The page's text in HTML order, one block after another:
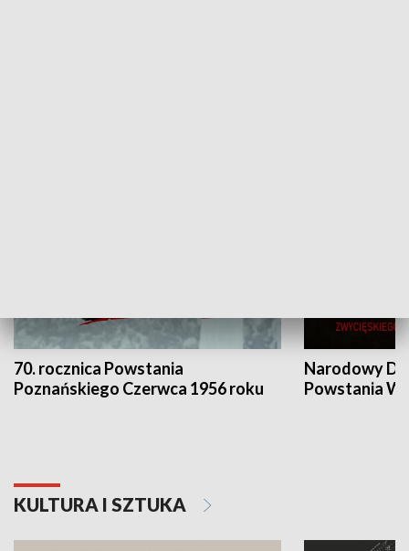
70. rocznica Powstania
Poznańskiego Czerwca 1956 roku
Narodowy
Powstania
KULTURA I SZTUKA